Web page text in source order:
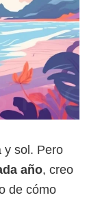
y sol. Pero
año, creo
de cómo